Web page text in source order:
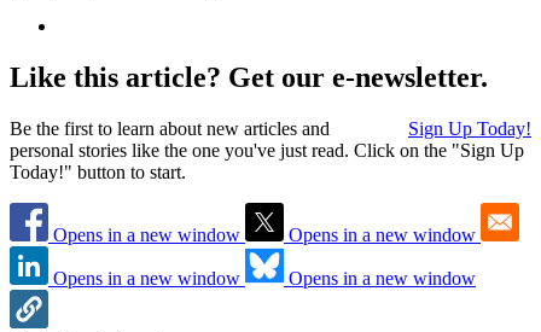
Like this article? Get our e-newsletter.
Sign Up Today!
Be the first to learn about new articles and
personal stories like the one you've just read. Click on the "Sign Up
Today!" button to start.
Opens in a new window Opens in a new window
Opens in a new window Opens in a new window